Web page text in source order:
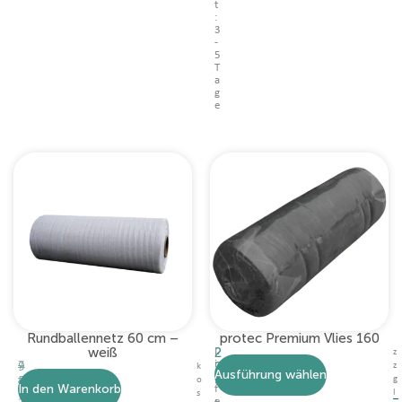
t
:
3
-
5
T
a
g
e
Rundballennetz 60 cm –
weiß
9
5
,
7
,
9
In den Warenkorb
k
o
s
protec Premium Vlies 160
2
2
4
,
L
i
e
f
Ausführung wählen
–
z
z
g
l